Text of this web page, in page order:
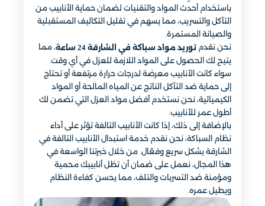
باستخدام أحدث المواد والتقنيات لضمان حماية الأنابيب من
التآكل والتسريب، مما يسهم في تقليل التكاليف المستقبلية
والصيانة المستمرة.
نحن نقدم توريد مواد سباكة في الشارقة 24 ساعة
، مما
يتيح لك الحصول على المواد اللازمة للعزل في أي وقت.
سواء كانت الأنابيب معرضة لدرجات حرارة مرتفعة أو تحتاج
إلى حماية ضد التآكل الناتج عن المياه المالحة أو المواد
الكيميائية، نحن نستخدم أفضل مواد العزل التي تضمن لك
أطول عمر للأنابيب.
بالإضافة إلى ذلك، إذا كانت الأنابيب التالفة تؤثر على أداء
نظام السباكة، نحن نقدم خدمة استبدال الأنابيب التالفة في
الشارقة بشكل سريع وفعّال. من خلال خبرتنا الواسعة في
هذا المجال، نعمل على ضمان أن تظل أنابيبك محمية
ومؤمنة ضد التسربات والتلف، مما يحسن كفاءة النظام
ويطيل عمره.